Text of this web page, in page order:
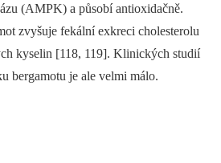
(AMPK) a působí anti­oxidačně.
zvyšuje fekální exkreci cholesterolu
kyselin [118, 119]. Klinických studií
bergamotu je ale velmi málo.